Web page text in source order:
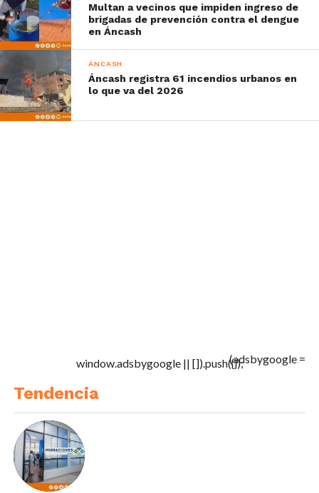
Multan a vecinos que impiden ingreso de
brigadas de prevención contra el dengue
en Áncash
ÁNCASH
Áncash registra 61 incendios urbanos en
lo que va del 2026
(adsbygoogle =
window.adsbygoogle || []).push({});
Tendencia